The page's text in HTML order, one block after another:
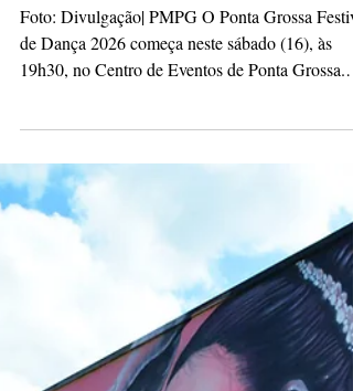
culturacaopg
14 de mai.
2 min de leitura
Ponta Grossa Festival de Dança
Foto: Divulgação| PMPG O Ponta Grossa
de Dança 2026 começa neste sábado (16), às
19h30, no Centro de Eventos de Ponta Grossa.
Promovido pela Prefeitura Municipal, por meio
Secretaria Municipal de Cultura, o festival segue
até o dia 3 de junho reunindo companhias,
e bailarinos de diversas regiões do país em uma
programação totalmente gratuita, com mostras